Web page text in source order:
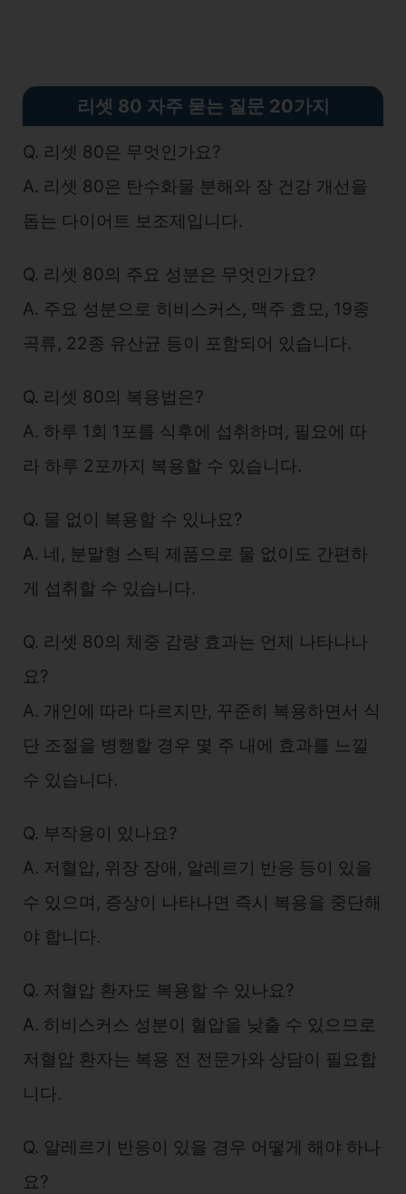
리셋 80 자주 묻는 질문 20가지
Q. 리셋 80은 무엇인가요?
A. 리셋 80은 탄수화물 분해와 장 건강 개선을
돕는 다이어트 보조제입니다.
Q. 리셋 80의 주요 성분은 무엇인가요?
A. 주요 성분으로 히비스커스, 맥주 효모, 19종
곡류, 22종 유산균 등이 포함되어 있습니다.
Q. 리셋 80의 복용법은?
A. 하루 1회 1포를 식후에 섭취하며, 필요에 따
라 하루 2포까지 복용할 수 있습니다.
Q. 물 없이 복용할 수 있나요?
A. 네, 분말형 스틱 제품으로 물 없이도 간편하
게 섭취할 수 있습니다.
Q. 리셋 80의 체중 감량 효과는 언제 나타나나
요?
A. 개인에 따라 다르지만, 꾸준히 복용하면서 식
단 조절을 병행할 경우 몇 주 내에 효과를 느낄
수 있습니다.
Q. 부작용이 있나요?
A. 저혈압, 위장 장애, 알레르기 반응 등이 있을
수 있으며, 증상이 나타나면 즉시 복용을 중단해
야 합니다.
Q. 저혈압 환자도 복용할 수 있나요?
A. 히비스커스 성분이 혈압을 낮출 수 있으므로
저혈압 환자는 복용 전 전문가와 상담이 필요합
니다.
Q. 알레르기 반응이 있을 경우 어떻게 해야 하나
요?